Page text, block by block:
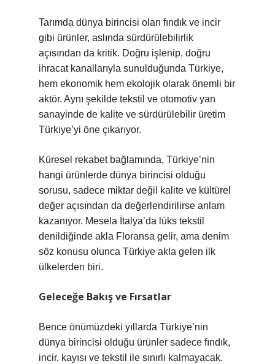
Tarımda dünya birincisi olan fındık ve incir
gibi ürünler, aslında sürdürülebilirlik
açısından da kritik. Doğru işlenip, doğru
ihracat kanallarıyla sunulduğunda Türkiye,
hem ekonomik hem ekolojik olarak önemli bir
aktör. Aynı şekilde tekstil ve otomotiv yan
sanayinde de kalite ve sürdürülebilir üretim
Türkiye’yi öne çıkarıyor.
Küresel rekabet bağlamında, Türkiye’nin
hangi ürünlerde dünya birincisi olduğu
sorusu, sadece miktar değil kalite ve kültürel
değer açısından da değerlendirilirse anlam
kazanıyor. Mesela İtalya’da lüks tekstil
denildiğinde akla Floransa gelir, ama denim
söz konusu olunca Türkiye akla gelen ilk
ülkelerden biri.
Geleceğe Bakış ve Fırsatlar
Bence önümüzdeki yıllarda Türkiye’nin
dünya birincisi olduğu ürünler sadece fındık,
incir, kayısı ve tekstil ile sınırlı kalmayacak.